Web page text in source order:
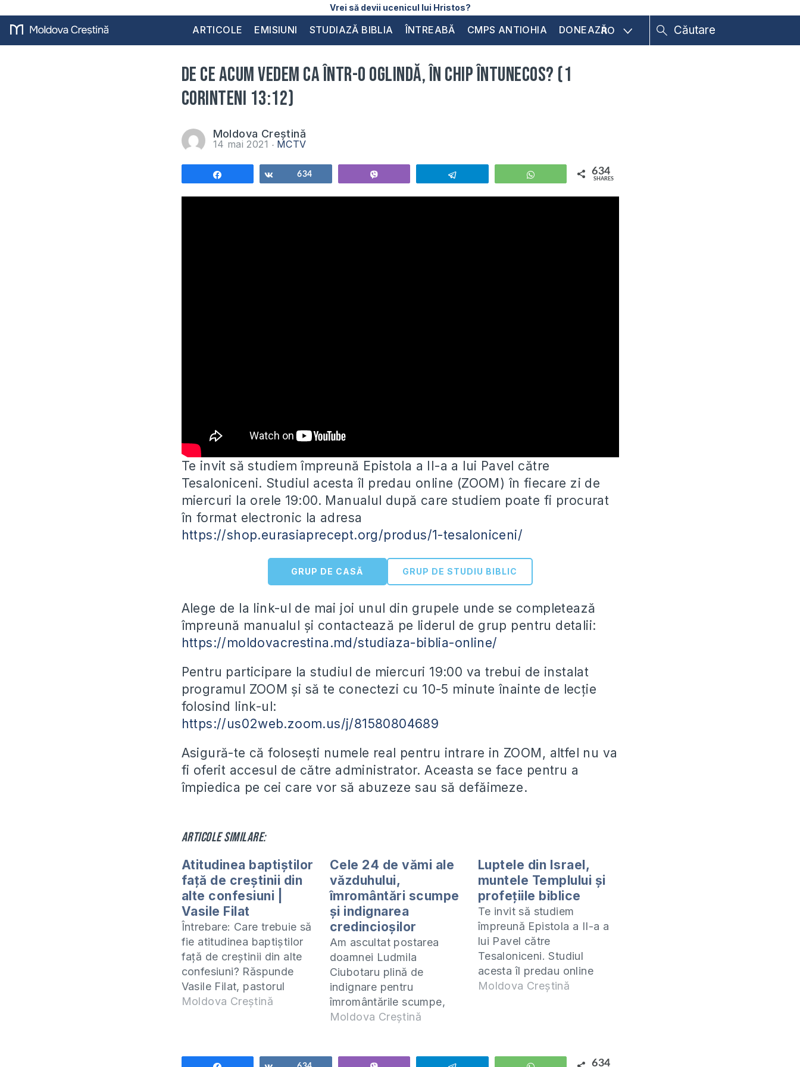
Vrei să devii ucenicul lui Hristos?
ARTICOLE EMISIUNI STUDIAZĂ BIBLIA ÎNTREABĂ CMPS ANTIOHIA DONEAZĂRO
De ce acum vedem ca într-o oglindă, în chip întunecos? (1
Corinteni 13:12)
Moldova Creștină
14 mai 2021 MCTV
Share634 WhatsApp 634
SHARES
Te invit să studiem împreună Epistola a II-a a lui Pavel către
Tesaloniceni. Studiul acesta îl predau online (ZOOM) în fiecare zi de
miercuri la orele 19:00. Manualul după care studiem poate fi procurat
în format electronic la adresa
https://shop.eurasiaprecept.org/produs/1-tesaloniceni/
GRUP DE CASĂ GRUP DE STUDIU BIBLIC
Alege de la link-ul de mai joi unul din grupele unde se completează
împreună manualul și contactează pe liderul de grup pentru detalii:
https://moldovacrestina.md/studiaza-biblia-online/
Pentru participare la studiul de miercuri 19:00 va trebui de instalat
programul ZOOM și să te conectezi cu 10-5 minute înainte de lecție
folosind link-ul:
https://us02web.zoom.us/j/81580804689
Asigură-te că folosești numele real pentru intrare in ZOOM, altfel nu va
fi oferit accesul de către administrator. Aceasta se face pentru a
împiedica pe cei care vor să abuzeze sau să defăimeze.
Articole similare:
Atitudinea baptiștilor
față de creștinii din
alte confesiuni |
Vasile Filat
Întrebare: Care trebuie să
fie atitudinea baptiștilor
față de creștinii din alte
confesiuni? Răspunde
Vasile Filat, pastorul
bisericii Buna Vestire
"Legământul" ca să
Moldova Creștină
Cele 24 de vămi ale
văzduhului,
îmromântări scumpe
și indignarea
credincioșilor
Am ascultat postarea
doamnei Ludmila
Ciubotaru plină de
indignare pentru
îmromântările scumpe,
pomeni și încă și cele 24
plătească pentru cineva
Moldova Creștină
Luptele din Israel,
muntele Templului și
profețiile biblice
Te invit să studiem
împreună Epistola a II-a a
lui Pavel către
Tesaloniceni. Studiul
acesta îl predau online
(ZOOM) în fiecare zi de
adresa
Moldova Creștină
634